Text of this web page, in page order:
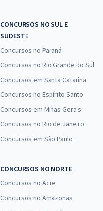
CONCURSOS NO SUL E
SUDESTE
Concursos no Paraná
Concursos no Rio Grande do Sul
Concursos em Santa Catarina
Concursos no Espírito Santo
Concursos em Minas Gerais
Concursos no Rio de Janeiro
Concursos em São Paulo
CONCURSOS NO NORTE
Concursos no Acre
Concursos no Amazonas